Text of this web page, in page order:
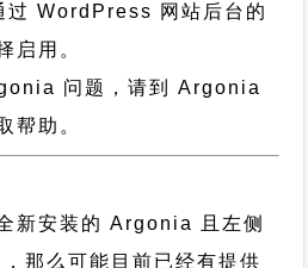
过 WordPress 网站后台的
启用。
问题，请到 Argonia
帮助。
新安装的 Argonia 且左侧
那么可能目前已经有提供